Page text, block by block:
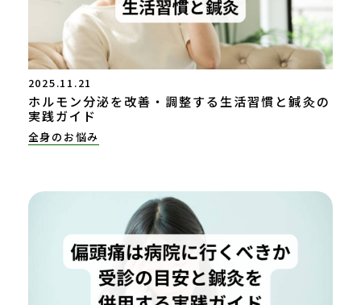
2025.11.21
ホルモン分泌を改善・調整する生活習慣と鍼灸の
実践ガイド
全身のお悩み